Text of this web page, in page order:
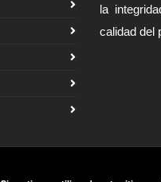
la
calidad del